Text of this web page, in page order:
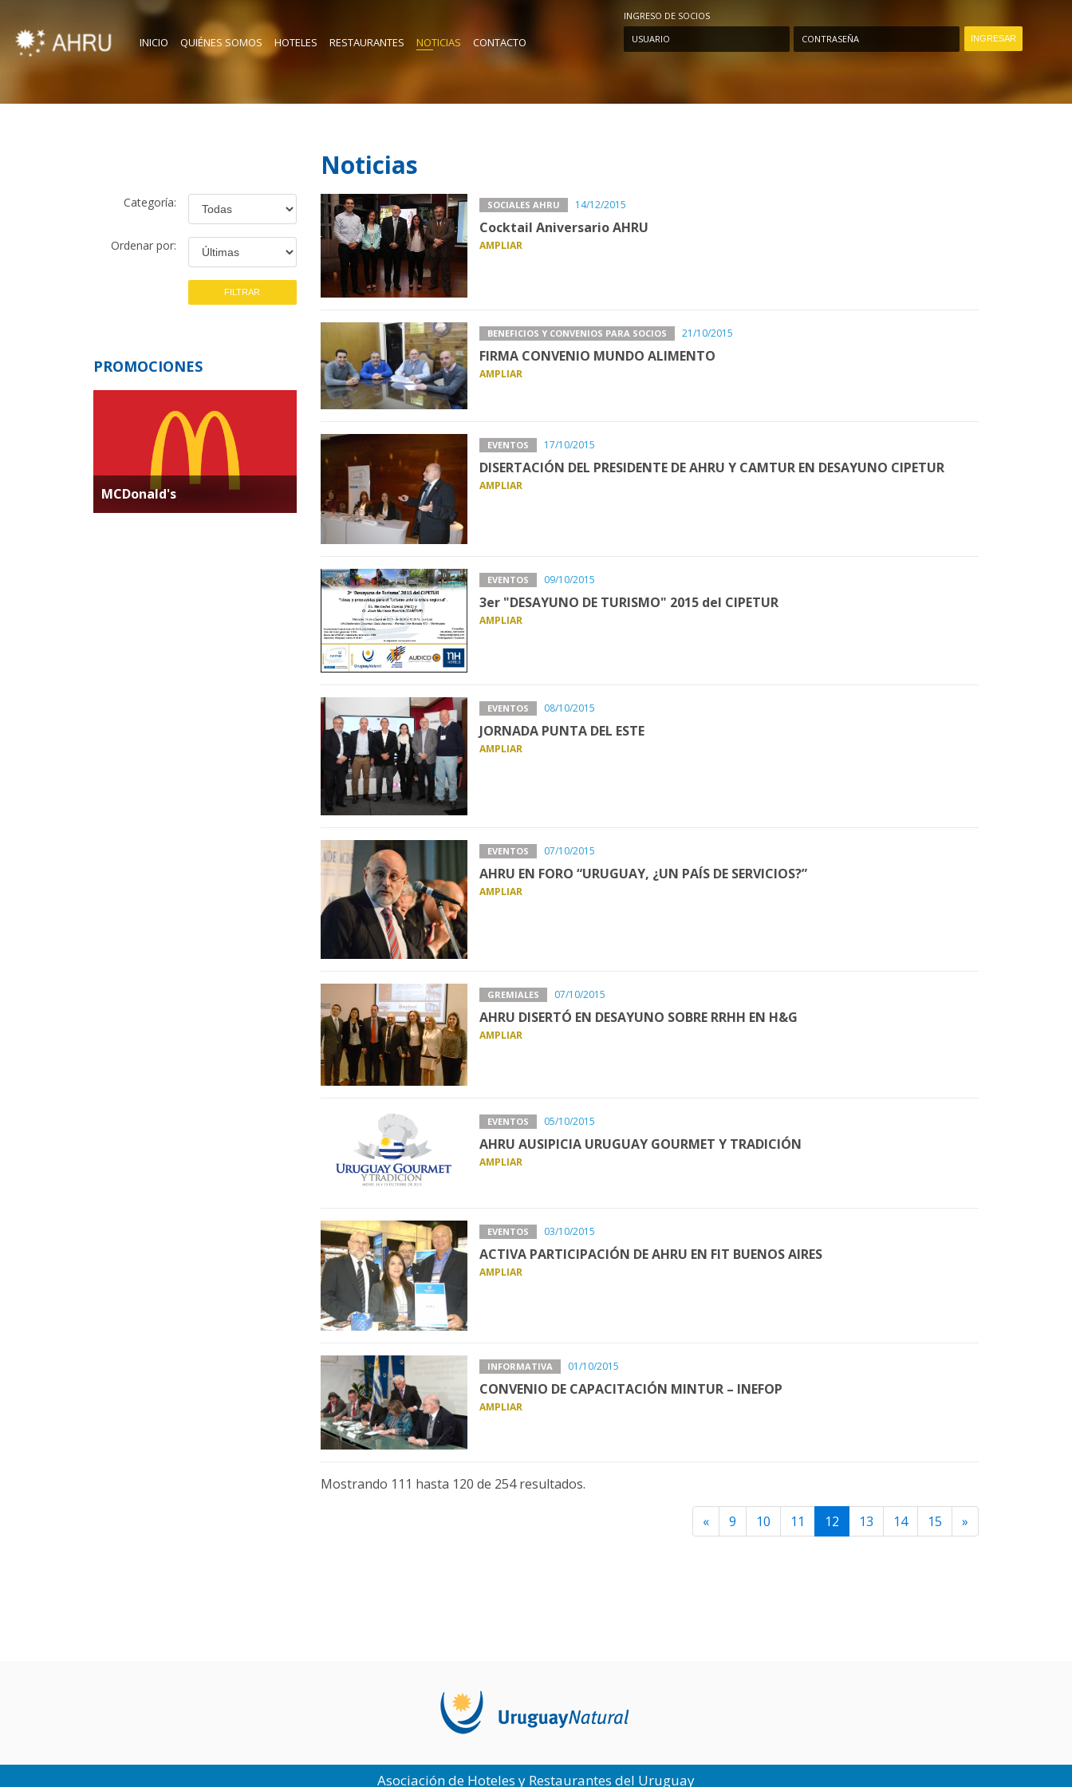
INICIO QUIÉNES SOMOS HOTELES RESTAURANTES NOTICIAS CONTACTO
INGRESO DE SOCIOS
USUARIO
CONTRASEÑA
Noticias
Categoría:
Ordenar por:
PROMOCIONES
MCDonald's
SOCIALES AHRU 14/12/2015
Cocktail Aniversario AHRU
AMPLIAR
BENEFICIOS Y CONVENIOS PARA SOCIOS 21/10/2015
FIRMA CONVENIO MUNDO ALIMENTO
AMPLIAR
EVENTOS 17/10/2015
DISERTACIÓN DEL PRESIDENTE DE AHRU Y CAMTUR EN DESAYUNO CIPETUR
AMPLIAR
EVENTOS 09/10/2015
3er "DESAYUNO DE TURISMO" 2015 del CIPETUR
AMPLIAR
EVENTOS 08/10/2015
JORNADA PUNTA DEL ESTE
AMPLIAR
EVENTOS 07/10/2015
AHRU EN FORO “URUGUAY, ¿UN PAÍS DE SERVICIOS?”
AMPLIAR
GREMIALES 07/10/2015
AHRU DISERTÓ EN DESAYUNO SOBRE RRHH EN H&G
AMPLIAR
EVENTOS 05/10/2015
AHRU AUSIPICIA URUGUAY GOURMET Y TRADICIÓN
AMPLIAR
EVENTOS 03/10/2015
ACTIVA PARTICIPACIÓN DE AHRU EN FIT BUENOS AIRES
AMPLIAR
INFORMATIVA 01/10/2015
CONVENIO DE CAPACITACIÓN MINTUR – INEFOP
AMPLIAR
Mostrando 111 hasta 120 de 254 resultados.
«Previous
9 10 11 12 13 14 15 »
Asociación de Hoteles y Restaurantes del Uruguay